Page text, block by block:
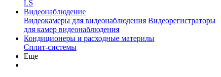
LS
Видеонаблюдение
Видеокамеры для видеонаблюдения Видеорегистраторы
для камер видеонаблюдения
Кондиционеры и расходные материлы
Сплит-системы
Еще